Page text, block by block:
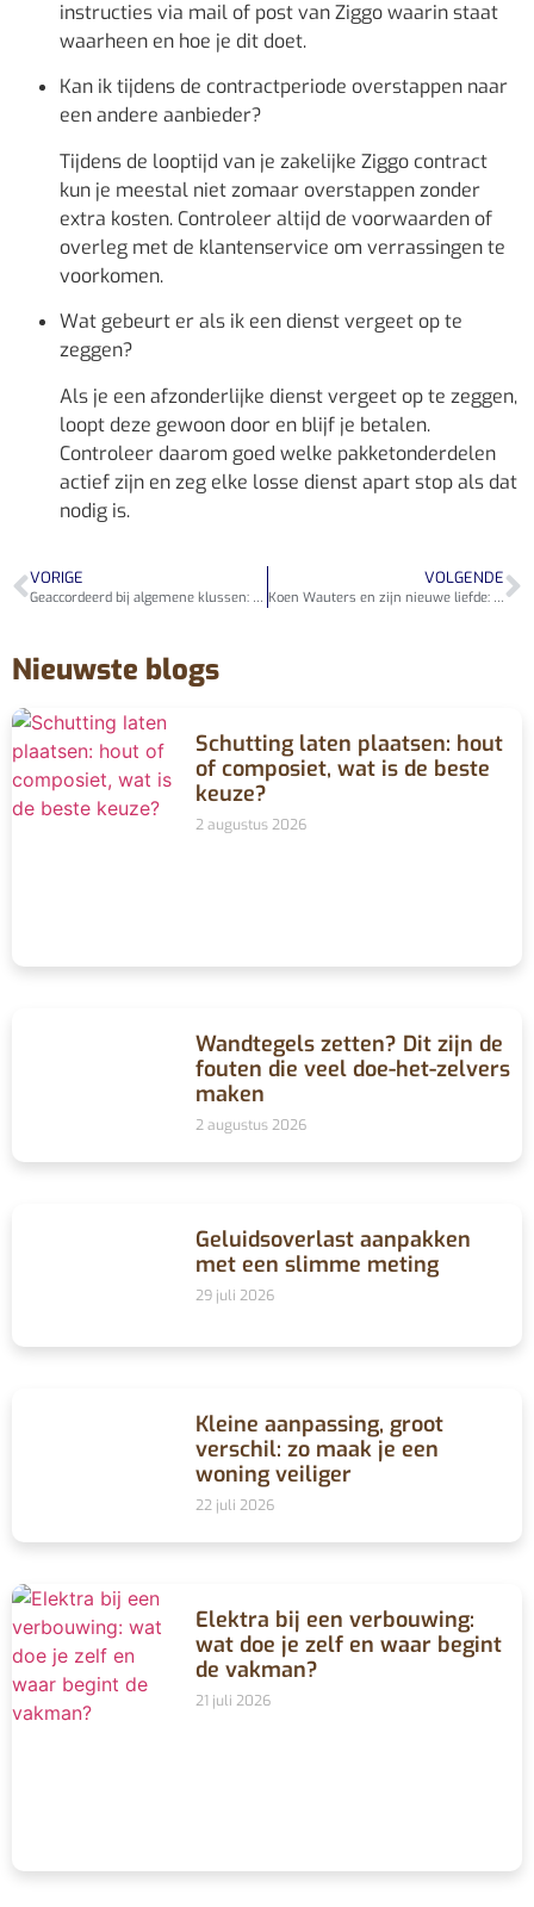
instructies via mail of post van Ziggo waarin staat
waarheen en hoe je dit doet.
Kan ik tijdens de contractperiode overstappen naar
een andere aanbieder?
Tijdens de looptijd van je zakelijke Ziggo contract
kun je meestal niet zomaar overstappen zonder
extra kosten. Controleer altijd de voorwaarden of
overleg met de klantenservice om verrassingen te
voorkomen.
Wat gebeurt er als ik een dienst vergeet op te
zeggen?
Als je een afzonderlijke dienst vergeet op te zeggen,
loopt deze gewoon door en blijf je betalen.
Controleer daarom goed welke pakketonderdelen
actief zijn en zeg elke losse dienst apart stop als dat
nodig is.
VORIGE
Geaccordeerd bij algemene klussen: goedkeuring geeft duidelijkheid
VOLGENDE
Koen Wauters en zijn nieuwe liefde: waarom privacy in een relatie soms het beste is
Nieuwste blogs
Schutting laten plaatsen: hout
of composiet, wat is de beste
keuze?
2 augustus 2026
Wandtegels zetten? Dit zijn de
fouten die veel doe-het-zelvers
maken
2 augustus 2026
Geluidsoverlast aanpakken
met een slimme meting
29 juli 2026
Kleine aanpassing, groot
verschil: zo maak je een
woning veiliger
22 juli 2026
Elektra bij een verbouwing:
wat doe je zelf en waar begint
de vakman?
21 juli 2026